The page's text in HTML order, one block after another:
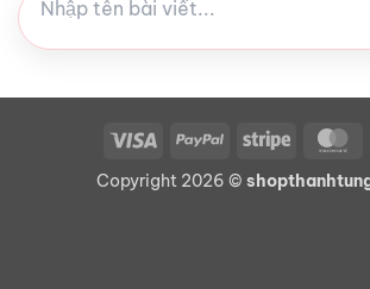
Visa PayPal Stripe
Copyright 2026 ©